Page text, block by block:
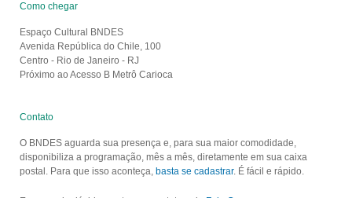
Como chegar
Espaço Cultural BNDES
Avenida República do Chile, 100
Centro - Rio de Janeiro - RJ
Próximo ao Acesso B Metrô Carioca
Contato
O BNDES aguarda sua presença e, para sua maior comodidade,
disponibiliza a programação, mês a mês, diretamente em sua caixa
postal. Para que isso aconteça, basta se cadastrar. É fácil e rápido.